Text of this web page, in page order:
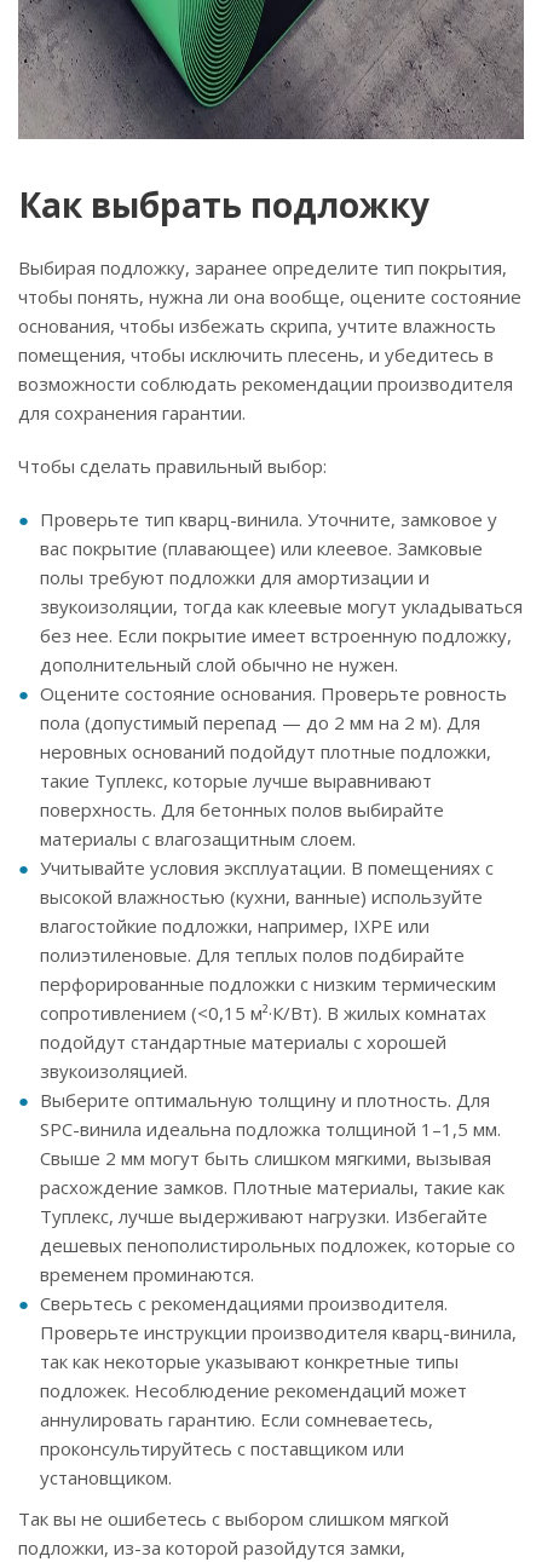
Как выбрать подложку
Выбирая подложку, заранее определите тип покрытия,
чтобы понять, нужна ли она вообще, оцените состояние
основания, чтобы избежать скрипа, учтите влажность
помещения, чтобы исключить плесень, и убедитесь в
возможности соблюдать рекомендации производителя
для сохранения гарантии.
Чтобы сделать правильный выбор:
Проверьте тип кварц-винила. Уточните, замковое у
вас покрытие (плавающее) или клеевое. Замковые
полы требуют подложки для амортизации и
звукоизоляции, тогда как клеевые могут укладываться
без нее. Если покрытие имеет встроенную подложку,
дополнительный слой обычно не нужен.
Оцените состояние основания. Проверьте ровность
пола (допустимый перепад — до 2 мм на 2 м). Для
неровных оснований подойдут плотные подложки,
такие Туплекс, которые лучше выравнивают
поверхность. Для бетонных полов выбирайте
материалы с влагозащитным слоем.
Учитывайте условия эксплуатации. В помещениях с
высокой влажностью (кухни, ванные) используйте
влагостойкие подложки, например, IXPE или
полиэтиленовые. Для теплых полов подбирайте
перфорированные подложки с низким термическим
сопротивлением (<0,15 м²·К/Вт). В жилых комнатах
подойдут стандартные материалы с хорошей
звукоизоляцией.
Выберите оптимальную толщину и плотность. Для
SPC-винила идеальна подложка толщиной 1–1,5 мм.
Свыше 2 мм могут быть слишком мягкими, вызывая
расхождение замков. Плотные материалы, такие как
Туплекс, лучше выдерживают нагрузки. Избегайте
дешевых пенополистирольных подложек, которые со
временем проминаются.
Сверьтесь с рекомендациями производителя.
Проверьте инструкции производителя кварц-винила,
так как некоторые указывают конкретные типы
подложек. Несоблюдение рекомендаций может
аннулировать гарантию. Если сомневаетесь,
проконсультируйтесь с поставщиком или
установщиком.
Так вы не ошибетесь с выбором слишком мягкой
подложки, из-за которой разойдутся замки,